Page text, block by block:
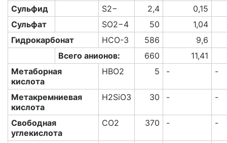
Сульфид
S2− 2,4
0,15
Сульфат
SO2−4 50
1,04
Гидрокарбонат
HCO-3 586
9,6
Всего анионов:
660
11,41
Метаборная
кислота
HBO2 5 - -
Метакремниевая
кислота
H2SiO3 30 - -
Свободная
углекислота
CO2 370 - -